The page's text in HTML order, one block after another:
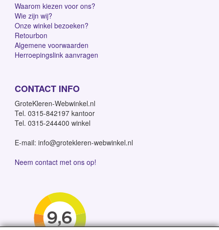
Waarom kiezen voor ons?
Wie zijn wij?
Onze winkel bezoeken?
Retourbon
Algemene voorwaarden
Herroepingslink aanvragen
CONTACT INFO
GroteKleren-Webwinkel.nl
Tel. 0315-842197 kantoor
Tel. 0315-244400 winkel
E-mail: info@grotekleren-webwinkel.nl
Neem contact met ons op!